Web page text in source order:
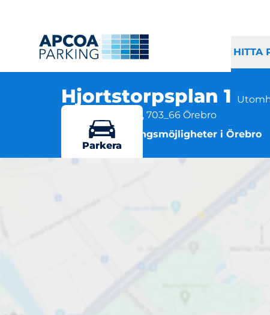
HITTA
Hjortstorpsplan 1
Hjortstorpsplan 1, 703_66 Örebro
Flera parkeringsmöjligheter i Örebro
Parkera